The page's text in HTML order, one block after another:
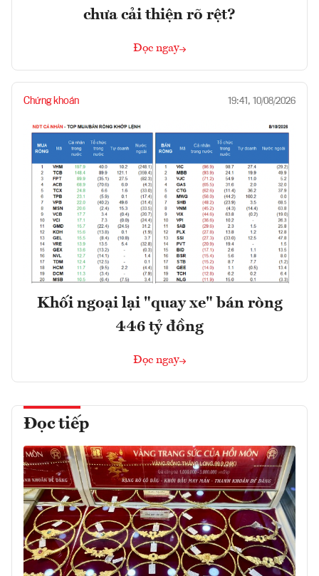
chưa cải thiện rõ rệt?
Đọc ngay
Chứng khoán 19:41, 10/08/2026
Khối ngoại lại "quay xe" bán ròng
446 tỷ đồng
Đọc ngay
Đọc tiếp